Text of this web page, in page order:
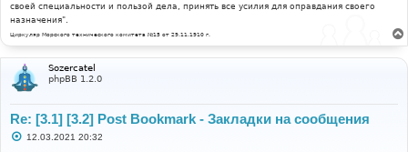
своей специальности и пользой дела, принять все усилия для оправдания своего
назначения".
Циркуляр Морского технического комитета №15 от 29.11.1910 г.
Sozercatel
phpBB 1.2.0
Re: [3.1] [3.2] Post Bookmark - Закладки на сообщения
С12.03.2021 20:32